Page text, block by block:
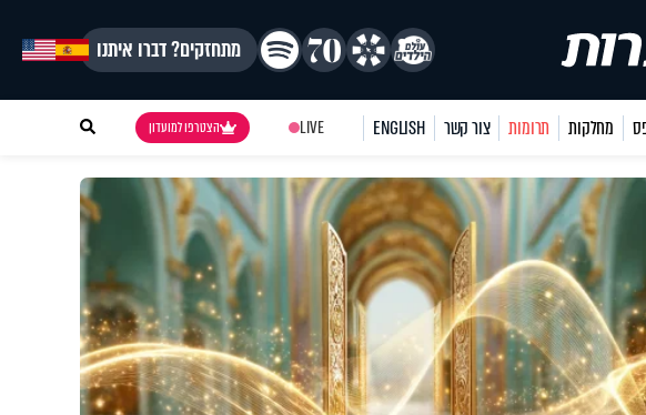
מתחזקים? דברו איתנו
מחלקות תרומות צור קשר ENGLISH
LIVE הצטרפו למועדון